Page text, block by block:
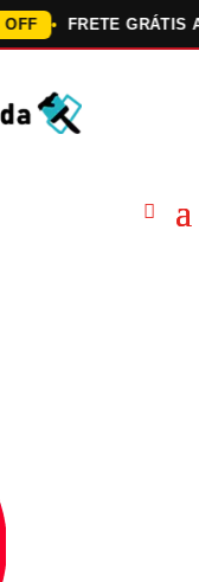
FRETE GRÁTIS